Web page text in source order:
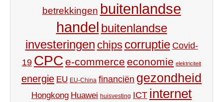
betrekkingen buitenlandse
handel buitenlandse
investeringen chips corruptie Covid-
19 CPC e-commerce economie elektriciteit
energie EU EU-China financiën gezondheid
Hongkong Huawei huisvesting ICT internet